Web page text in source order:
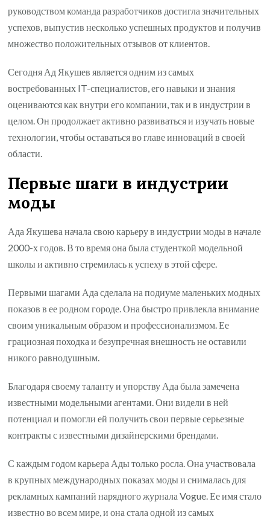
руководством команда разработчиков достигла значительных
успехов, выпустив несколько успешных продуктов и получив
множество положительных отзывов от клиентов.
Сегодня Ад Якушев является одним из самых
востребованных IT-специалистов, его навыки и знания
оцениваются как внутри его компании, так и в индустрии в
целом. Он продолжает активно развиваться и изучать новые
технологии, чтобы оставаться во главе инноваций в своей
области.
Первые шаги в индустрии
моды
Ада Якушева начала свою карьеру в индустрии моды в начале
2000-х годов. В то время она была студенткой модельной
школы и активно стремилась к успеху в этой сфере.
Первыми шагами Ада сделала на подиуме маленьких модных
показов в ее родном городе. Она быстро привлекла внимание
своим уникальным образом и профессионализмом. Ее
грациозная походка и безупречная внешность не оставили
никого равнодушным.
Благодаря своему таланту и упорству Ада была замечена
известными модельными агентами. Они видели в ней
потенциал и помогли ей получить свои первые серьезные
контракты с известными дизайнерскими брендами.
С каждым годом карьера Ады только росла. Она участвовала
в крупных международных показах моды и снималась для
рекламных кампаний нарядного журнала Vogue. Ее имя стало
известно во всем мире, и она стала одной из самых